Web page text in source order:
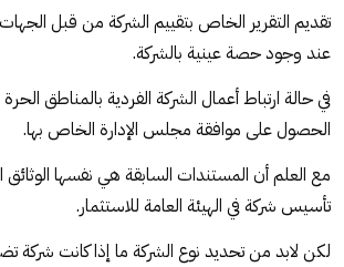
تقديم التقرير الخاص بتقييم الشركة من قبل
عند وجود حصة عينية بالشركة.
في حالة ارتباط أعمال الشركة الفردية بالمناطق
الحصول على موافقة مجلس الإدارة الخاص بها.
مع العلم أن المستندات السابقة هي نفسها الوثائق
تأسيس شركة في الهيئة العامة للاستثمار.
لكن لابد من تحديد نوع الشركة ما إذا كانت شركة